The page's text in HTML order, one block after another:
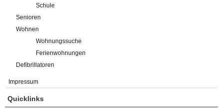
Schule
Senioren
Wohnen
Wohnungssuche
Ferienwohnungen
Defibrillatoren
Impressum
Quicklinks